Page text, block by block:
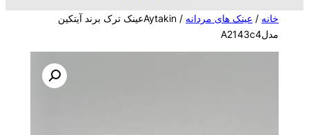
خانه / عینک های مردانه
/ Aytakinعینک ترک برند آیتکین
مدلA2143c4